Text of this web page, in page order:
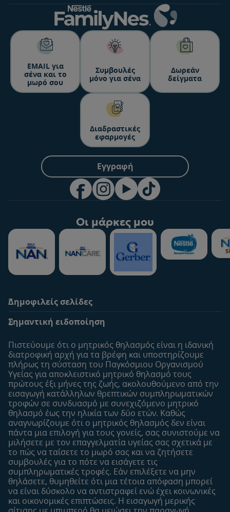
ΕΜΑΙL για
σένα και το
μωρό σου
Συμβουλές
μόνο για σένα
Δωρεάν
δείγματα
Διαδραστικές
εφαρμογές
Εγγραφή
Οι μάρκες μου
Δημοφιλείς σελίδες
Οι Ειδικοί μας
Συχνές ερωτήσεις
Αναζήτηση
Επικοινώνησε μαζί μας
Σχετικά με εμάς
Η σελίδα μου
Το προφίλ μου
Είσοδος/Εγγραφή
Προϊόντα
Εύρεση προϊόντος
Οι μάρκες μου
Εύρεση καταστήματος
Δείγματα
Σημαντική ειδοποίηση
Πιστεύουμε ότι ο μητρικός θηλασμός είναι η ιδανική
διατροφική αρχή για τα βρέφη και υποστηρίζουμε
πλήρως τη σύσταση του Παγκόσμιου Οργανισμού
Υγείας για αποκλειστικό μητρικό θηλασμό τους
πρώτους έξι μήνες της ζωής, ακολουθούμενo από την
εισαγωγή κατάλληλων θρεπτικών συμπληρωματικών
τροφών σε συνδυασμό με συνεχιζόμενο μητρικό
θηλασμό έως την ηλικία των δύο ετών. Καθώς
αναγνωρίζουμε ότι ο μητρικός θηλασμός δεν είναι
πάντα μια επιλογή για τους γονείς, σας συνιστούμε να
μιλήσετε με τον επαγγελματία υγείας σας σχετικά με
το πώς να ταΐσετε το μωρό σας και να ζητήσετε
συμβουλές για το πότε να εισάγετε τις
συμπληρωματικές τροφές. Εάν επιλέξετε να μην
θηλάσετε, θυμηθείτε ότι μια τέτοια απόφαση μπορεί
να είναι δύσκολο να αντιστραφεί ενώ έχει κοινωνικές
και οικονομικές επιπτώσεις. Η εισαγωγή μερικής